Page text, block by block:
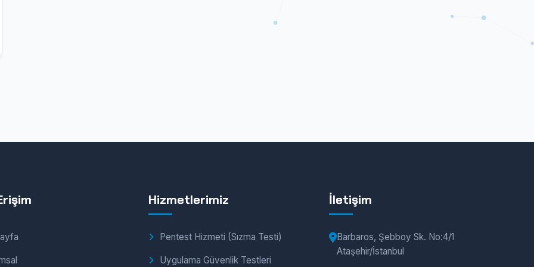
Hizmetlerimiz
Pentest Hizmeti (Sızma Testi)
Uygulama Güvenlik Testleri
İletişim
Barbaros, Şebboy Sk. No:4/1
Ataşehir/İstanbul